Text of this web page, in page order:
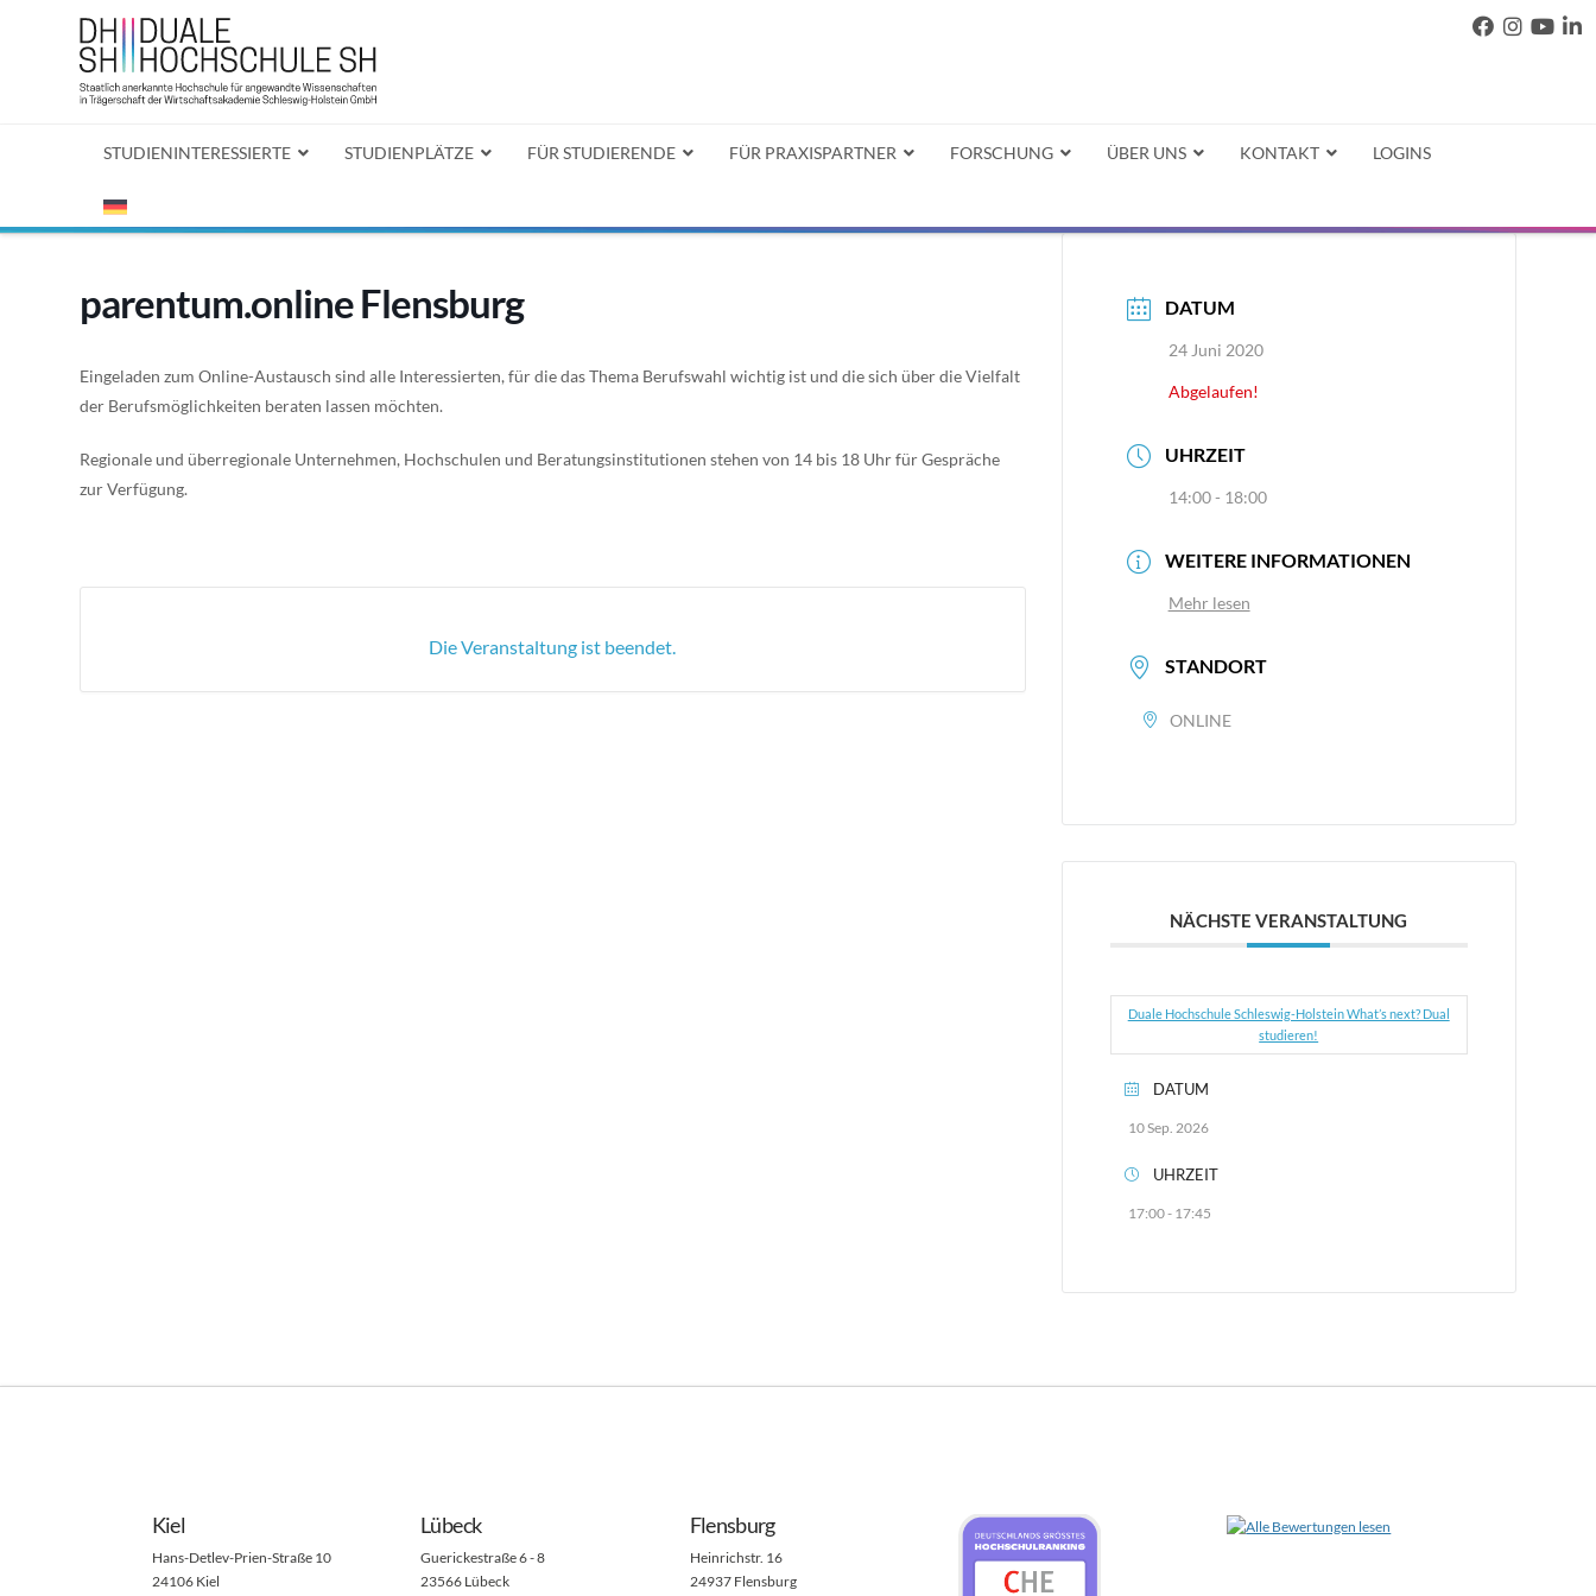
STUDIENINTERESSIERTE STUDIENPLÄTZE FÜR STUDIERENDE FÜR PRAXISPARTNER FORSCHUNG ÜBER UNS KONTAKT LOGINS
parentum.online Flensburg
Eingeladen zum Online-Austausch sind alle Interessierten, für die das Thema Berufswahl wichtig ist und die sich über die Vielfalt
der Berufsmöglichkeiten beraten lassen möchten.
Regionale und überregionale Unternehmen, Hochschulen und Beratungsinstitutionen stehen von 14 bis 18 Uhr für Gespräche
zur Verfügung.
Die Veranstaltung ist beendet.
DATUM
24 Juni 2020
Abgelaufen!
UHRZEIT
14:00 - 18:00
WEITERE INFORMATIONEN
Mehr lesen
STANDORT
ONLINE
NÄCHSTE VERANSTALTUNG
Duale Hochschule Schleswig-Holstein What’s next? Dual
studieren!
DATUM
10 Sep. 2026
UHRZEIT
17:00 - 17:45
Kiel
Hans-Detlev-Prien-Straße 10
24106 Kiel
Lübeck
Guerickestraße 6 - 8
23566 Lübeck
Flensburg
Heinrichstr. 16
24937 Flensburg